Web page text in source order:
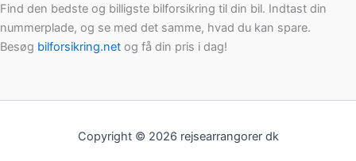
Find den bedste og billigste bilforsikring til din bil. Indtast din
nummerplade, og se med det samme, hvad du kan spare.
Besøg bilforsikring.net og få din pris i dag!
Copyright © 2026 rejsearrangorer dk